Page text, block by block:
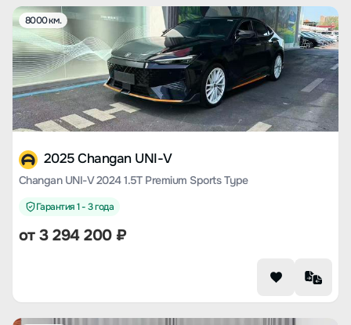
8000 км.
2025 Changan UNI-V
Changan UNI-V 2024 1.5T Premium Sports Type
Гарантия 1 - 3 года
от3 294 200₽